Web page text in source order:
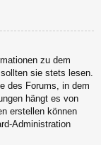
zu dem
sie stets lesen.
des Forums, in dem
hängt es von
erstellen können
Administration